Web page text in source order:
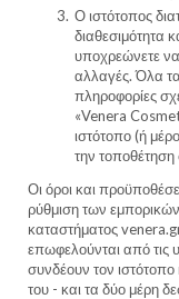
Ο ιστότοπος
διαθεσιμότητα
υποχρεώνετε να
αλλαγές. Όλα
πληροφορίες
«Venera
ιστότοπο (ή
την
Οι όροι και
ρύθμιση των
καταστήματος
επωφελούνται από τις
συνδέουν τον ιστότοπο
του - και τα δύο μέρη